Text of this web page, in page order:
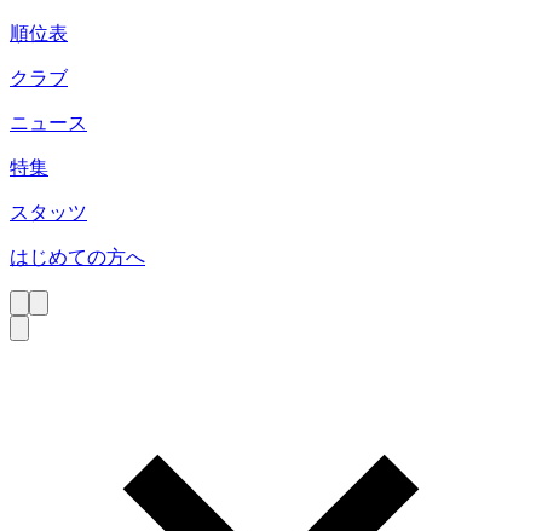
順位表
クラブ
ニュース
特集
スタッツ
はじめての方へ